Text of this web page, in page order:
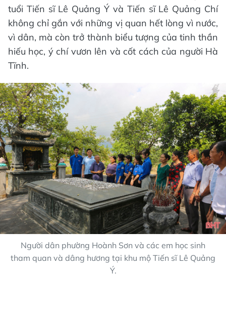
tuổi Tiến sĩ Lê Quảng Ý và Tiến sĩ Lê Quảng Chí
không chỉ gắn với những vị quan hết lòng vì nước,
vì dân, mà còn trở thành biểu tượng của tinh thần
hiếu học, ý chí vươn lên và cốt cách của người Hà
Tĩnh.
Người dân phường Hoành Sơn và các em học sinh
tham quan và dâng hương tại khu mộ Tiến sĩ Lê Quảng
Ý.